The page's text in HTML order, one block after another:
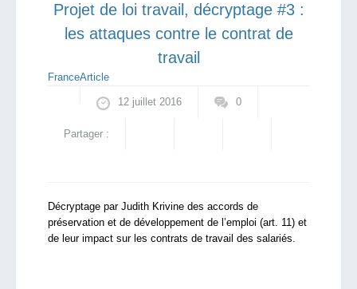
Projet de loi travail, décryptage #3 :
les attaques contre le contrat de
travail
FranceArticle
12 juillet 2016 0
Partager :
Décryptage par Judith Krivine des accords de
préservation et de développement de l’emploi (art. 11) et
de leur impact sur les contrats de travail des salariés.